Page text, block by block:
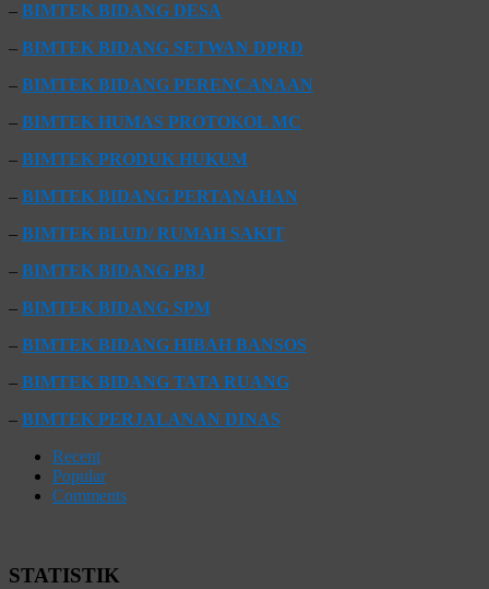
– BIMTEK BIDANG DESA
– BIMTEK BIDANG SETWAN DPRD
– BIMTEK BIDANG PERENCANAAN
– BIMTEK HUMAS PROTOKOL MC
– BIMTEK PRODUK HUKUM
– BIMTEK BIDANG PERTANAHAN
– BIMTEK BLUD/ RUMAH SAKIT
– BIMTEK BIDANG PBJ
– BIMTEK BIDANG SPM
– BIMTEK BIDANG HIBAH BANSOS
– BIMTEK BIDANG TATA RUANG
– BIMTEK PERJALANAN DINAS
Recent
Popular
Comments
STATISTIK